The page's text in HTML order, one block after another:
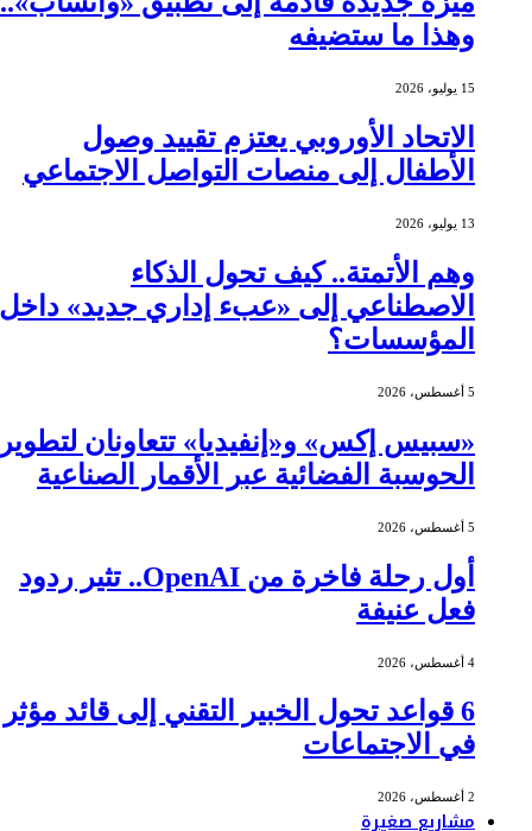
وهذا ما ستضيفه
15 يوليو، 2026
الاتحاد الأوروبي يعتزم تقييد وصول
الأطفال إلى منصات التواصل الاجتماعي
13 يوليو، 2026
وهم الأتمتة.. كيف تحول الذكاء
الاصطناعي إلى «عبء إداري جديد» داخل
المؤسسات؟
5 أغسطس، 2026
«سبيس إكس» و«إنفيديا» تتعاونان لتطوير
الحوسبة الفضائية عبر الأقمار الصناعية
5 أغسطس، 2026
أول رحلة فاخرة من OpenAI.. تثير ردود
فعل عنيفة
4 أغسطس، 2026
6 قواعد تحول الخبير التقني إلى قائد مؤثر
في الاجتماعات
2 أغسطس، 2026
مشاريع صغيرة